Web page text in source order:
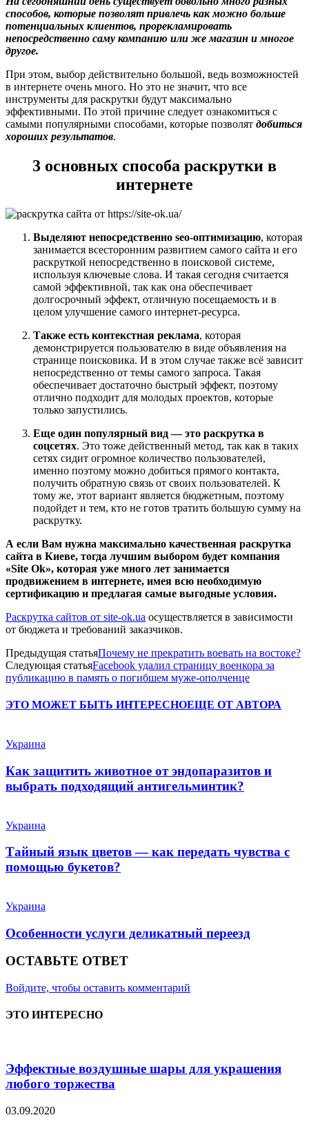
способов, которые позволят привлечь как можно больше
потенциальных клиентов, прорекламировать
непосредственно саму компанию или же магазин и многое
другое.
При этом, выбор действительно большой, ведь возможностей
в интернете очень много. Но это не значит, что все
инструменты для раскрутки будут максимально
эффективными. По этой причине следует ознакомиться с
самыми популярными способами, которые позволят добиться
хороших результатов.
3 основных способа раскрутки в
интернете
Выделяют непосредственно seo-оптимизацию, которая
занимается всесторонним развитием самого сайта и его
раскруткой непосредственно в поисковой системе,
используя ключевые слова. И такая сегодня считается
самой эффективной, так как она обеспечивает
долгосрочный эффект, отличную посещаемость и в
целом улучшение самого интернет-ресурса.
Также есть контекстная реклама, которая
демонстрируется пользователю в виде объявления на
странице поисковика. И в этом случае также всё зависит
непосредственно от темы самого запроса. Такая
обеспечивает достаточно быстрый эффект, поэтому
отлично подходит для молодых проектов, которые
только запустились.
Еще один популярный вид — это раскрутка в
соцсетях. Это тоже действенный метод, так как в таких
сетях сидит огромное количество пользователей,
именно поэтому можно добиться прямого контакта,
получить обратную связь от своих пользователей. К
тому же, этот вариант является бюджетным, поэтому
подойдет и тем, кто не готов тратить большую сумму на
раскрутку.
А если Вам нужна максимально качественная раскрутка
сайта в Киеве, тогда лучшим выбором будет компания
«Site Ok», которая уже много лет занимается
продвижением в интернете, имея всю необходимую
сертификацию и предлагая самые выгодные условия.
Раскрутка сайтов от site-ok.ua осуществляется в зависимости
от бюджета и требований заказчиков.
Предыдущая статьяПочему не прекратить воевать на востоке?
Следующая статьяFacebook удалил страницу военкора за
публикацию в память о погибшем муже-ополченце
ЭТО МОЖЕТ БЫТЬ ИНТЕРЕСНОЕЩЕ ОТ АВТОРА
Украина
Как защитить животное от эндопаразитов и
выбрать подходящий антигельминтик?
Украина
Тайный язык цветов — как передать чувства с
помощью букетов?
Украина
Особенности услуги деликатный переезд
ОСТАВЬТЕ ОТВЕТ
Войдите, чтобы оставить комментарий
ЭТО ИНТЕРЕСНО
Эффектные воздушные шары для украшения
любого торжества
03.09.2020